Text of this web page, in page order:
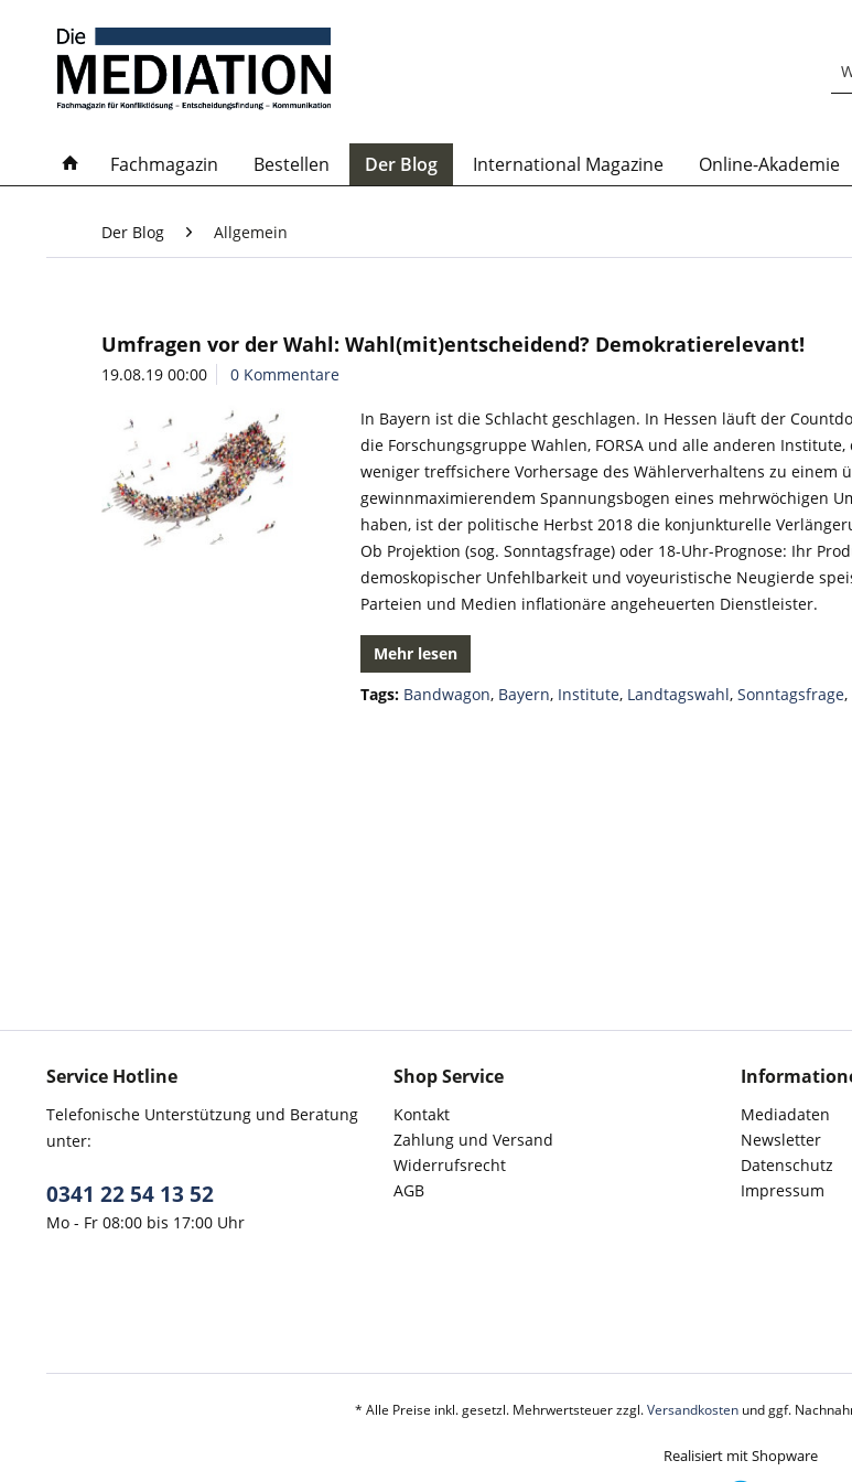
Fachmagazin Bestellen Der Blog International Magazine Online-Akademie
Der Blog Allgemein
Umfragen vor der Wahl: Wahl(mit)entscheidend? Demokratierelevant!
19.08.19 00:00 0 Kommentare
In Bayern ist die Schlacht geschlagen. In Hessen läuft der
die Forschungsgruppe Wahlen, FORSA und alle anderen
weniger treffsichere Vorhersage des Wählerverhaltens zu einem
gewinnmaximierendem Spannungsbogen eines mehrwöchigen
haben, ist der politische Herbst 2018 die konjunkturelle
Ob Projektion (sog. Sonntagsfrage) oder 18-Uhr-Prognose: Ihr
demoskopischer Unfehlbarkeit und voyeuristische Neugierde
Parteien und Medien inflationäre angeheuerten Dienstleister.
Mehr lesen
Tags: Bandwagon, Bayern, Institute, Landtagswahl,Sonntagsfrage,
Service Hotline
Telefonische Unterstützung und Beratung
unter:
0341 22 54 13 52
Mo - Fr 08:00 bis 17:00 Uhr
Shop Service
Kontakt
Zahlung und Versand
Widerrufsrecht
AGB
Mediadaten
Newsletter
Datenschutz
Impressum
* Alle Preise inkl. gesetzl. Mehrwertsteuer zzgl.Versandkostenund ggf.
Realisiert mit Shopware